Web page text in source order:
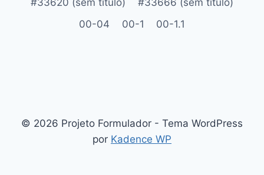
00-04
00-1 00-1.1
© 2026 Projeto Formulador - Tema WordPress
por Kadence WP